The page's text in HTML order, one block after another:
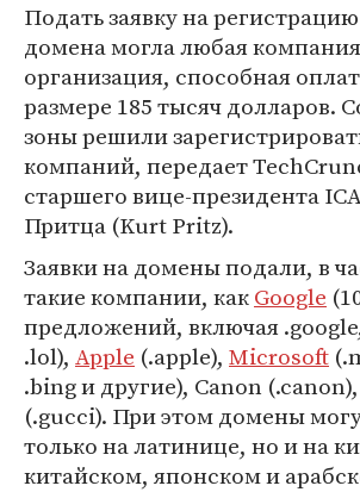
Подать заявку на
домена могла любая
организация, способная
размере 185 тысяч долларов.
зоны решили
компаний, передает
старшего вице-президента
Притца (Kurt Pritz).
Заявки на домены подали, в
такие компании, какGoogle
предложений, включая
.lol), Apple (.apple), Microsoft
.bing и другие), Canon
(.gucci). При этом домены
только на латинице, но и на
китайском, японском и